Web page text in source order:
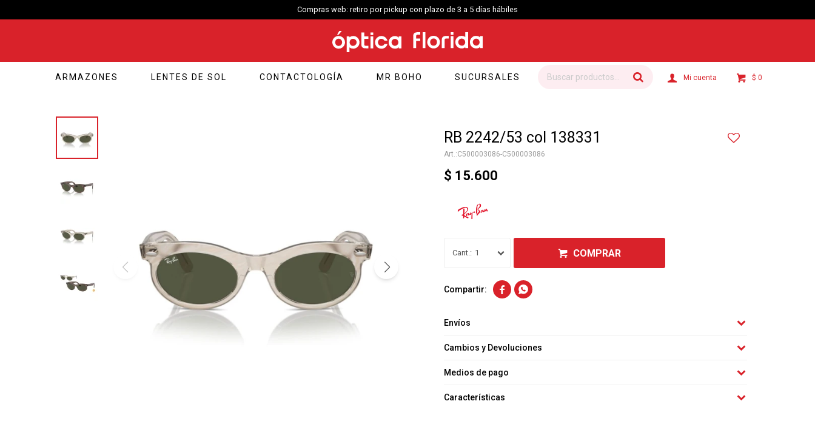
Compras web: retiro por pickup con plazo de 3 a 5 días hábiles
ARMAZONES LENTES DE SOL CONTACTOLOGÍA MR BOHO SUCURSALES $ 0
RB 2242/53 col 138331
C500003086-C500003086
$ 15.600
1 COMPRAR
 
Envíos
Cambios y Devoluciones
Medios de pago
Características